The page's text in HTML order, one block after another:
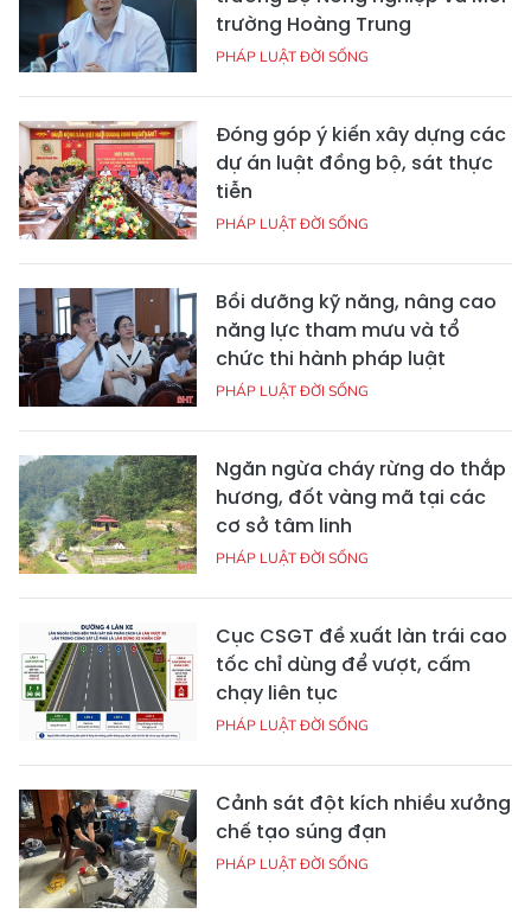
trường Hoàng Trung
PHÁP LUẬT ĐỜI SỐNG
Đóng góp ý kiến xây dựng các
dự án luật đồng bộ, sát thực
tiễn
PHÁP LUẬT ĐỜI SỐNG
Bồi dưỡng kỹ năng, nâng cao
năng lực tham mưu và tổ
chức thi hành pháp luật
PHÁP LUẬT ĐỜI SỐNG
Ngăn ngừa cháy rừng do thắp
hương, đốt vàng mã tại các
cơ sở tâm linh
PHÁP LUẬT ĐỜI SỐNG
Cục CSGT đề xuất làn trái cao
tốc chỉ dùng để vượt, cấm
chạy liên tục
PHÁP LUẬT ĐỜI SỐNG
Cảnh sát đột kích nhiều xưởng
chế tạo súng đạn
PHÁP LUẬT ĐỜI SỐNG